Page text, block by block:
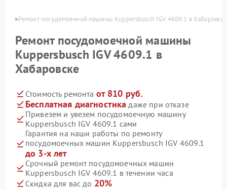
Ремонт посудомоечной машины Kuppersbusch IGV 4609.1 в
Ремонт посудомоечной машины
Kuppersbusch IGV 4609.1 в
Хабаровске
Стоимость ремонта от 810 руб.
Бесплатная диагностика даже при отказе
Привезем и увезем посудомоечную машину
Kuppersbusch IGV 4609.1 сами
Гарантия на наши работы по ремонту
посудомоечных машин Kuppersbusch IGV 4609.1
до 3-х лет
Срочный ремонт посудомоечных машин
Kuppersbusch IGV 4609.1 в течении часа
Скидка для вас до 20%